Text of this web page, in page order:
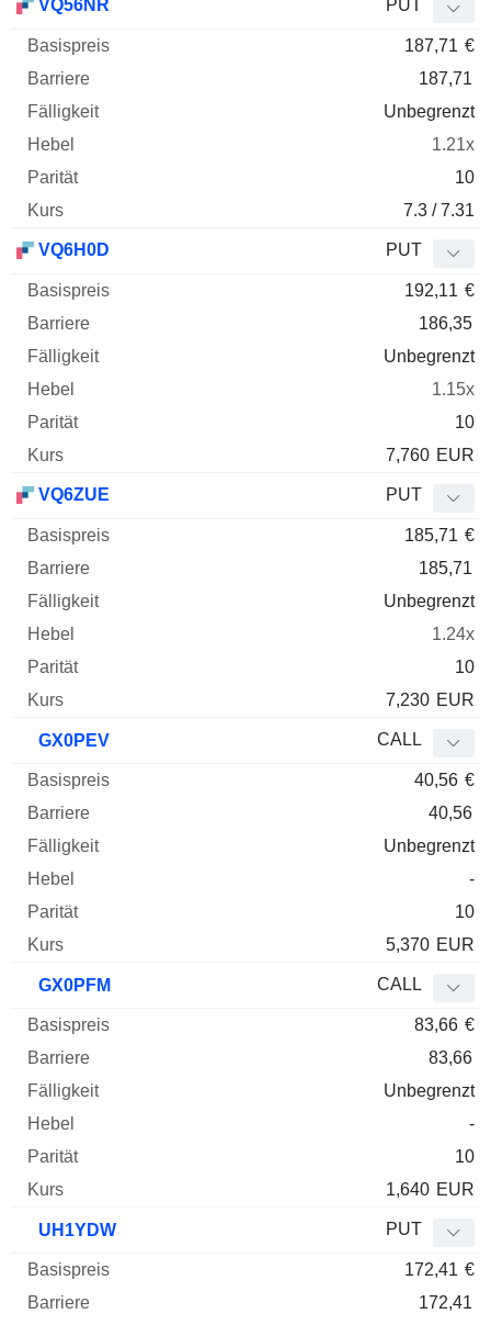
VQ56NR PUT
187,71 €
187,71
Unbegrenzt
1.21x
10
7.3 / 7.31
VQ6H0D PUT
192,11 €
186,35
Unbegrenzt
1.15x
10
7,760 EUR
VQ6ZUE PUT
185,71 €
185,71
Unbegrenzt
1.24x
10
7,230 EUR
GX0PEV CALL
40,56 €
40,56
Unbegrenzt
-
10
5,370 EUR
GX0PFM CALL
83,66 €
83,66
Unbegrenzt
-
10
1,640 EUR
UH1YDW PUT
172,41 €
172,41